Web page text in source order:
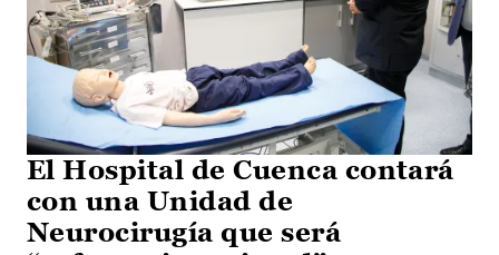
El Hospital de Cuenca contará
con una Unidad de
Neurocirugía que será